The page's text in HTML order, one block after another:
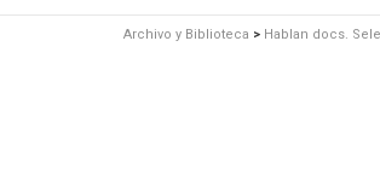
Archivo y Biblioteca > Hablan docs.